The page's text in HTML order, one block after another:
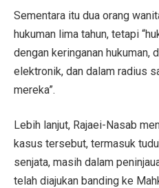
Sementara itu dua orang
hukuman lima tahun, tetapi
dengan keringanan hukuman,
elektronik, dan dalam radius
mereka”.
Lebih lanjut, Rajaei-Nasab
kasus tersebut, termasuk
senjata, masih dalam
telah diajukan banding ke